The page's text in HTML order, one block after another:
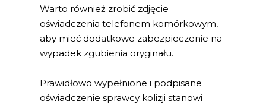
Warto również zrobić zdjęcie
oświadczenia telefonem komórkowym,
aby mieć dodatkowe zabezpieczenie na
wypadek zgubienia oryginału.
Prawidłowo wypełnione i podpisane
oświadczenie sprawcy kolizji stanowi